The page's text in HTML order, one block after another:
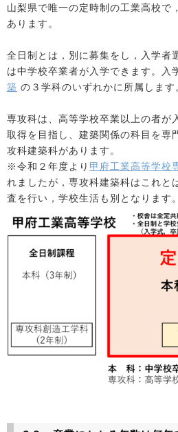
山梨県で唯一の定時制の工業高校で
あります。
全日制とは，別に募集をし，入学者
は中学校卒業者が入学できます。入
築 の３学科のいずれかに所属します
専攻科は、高等学校卒業以上の者が
取得を目指し、建築関係の科目を専
攻科建築科があります。
※令和２年度より 甲府工業高等学校
れましたが，専攻科建築科はこれと
査を行い，学校生活も別となります。